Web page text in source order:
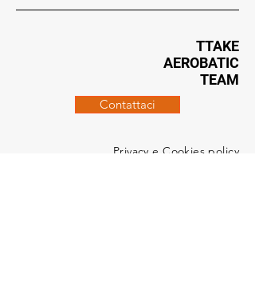
TTAKE
AEROBATIC
TEAM
Contattaci
Privacy e Cookies policy